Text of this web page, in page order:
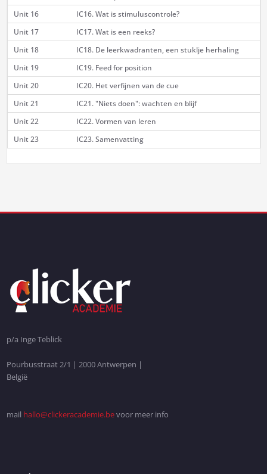
Unit 16
IC16. Wat is stimuluscontrole?
Unit 17
IC17. Wat is een reeks?
Unit 18
IC18. De leerkwadranten, een stuklje herhaling
Unit 19
IC19. Feed for position
Unit 20
IC20. Het verfijnen van de cue
Unit 21
IC21. "Niets doen": wachten en blijf
Unit 22
IC22. Vormen van leren
Unit 23
IC23. Samenvatting
p/a Inge Teblick
Pourbusstraat 2/1 | 2000 Antwerpen |
België
mail hallo@clickeracademie.bevoor meer info